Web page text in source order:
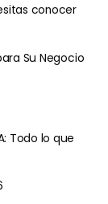
conocer
Su Negocio
Todo lo que